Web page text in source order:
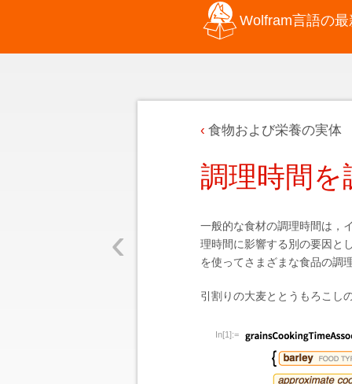
Wolfram言語の
‹
食物および栄養の実体
調理時間を
一般的な食材の調理時間は，
理時間に影響する別の要因と
を使ってさまざまな食品の調
引割りの大麦ととうもろこし
In[1]:=